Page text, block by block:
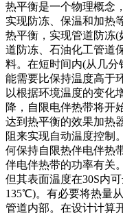
热平衡是一个物理概念
实现防冻、保温和加热
热平衡，实现管道防冻
道防冻、石油化工管道
料。在短时间内(从几
能需要比保持温度高于
以根据环境温度的变化
降，自限电伴热带将开
达到热平衡的效果加热
阻来实现自动温度控制
何保持自限热伴电伴热
伴电伴热带的功率有关
但其表面温度在30S内
135℃)。有必要将热量
管道内部。在设计计算